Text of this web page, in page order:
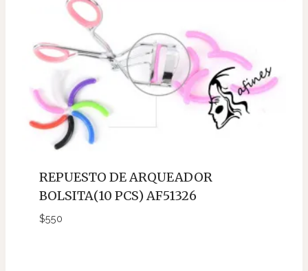
REPUESTO DE ARQUEADOR
BOLSITA(10 PCS) AF51326
$550